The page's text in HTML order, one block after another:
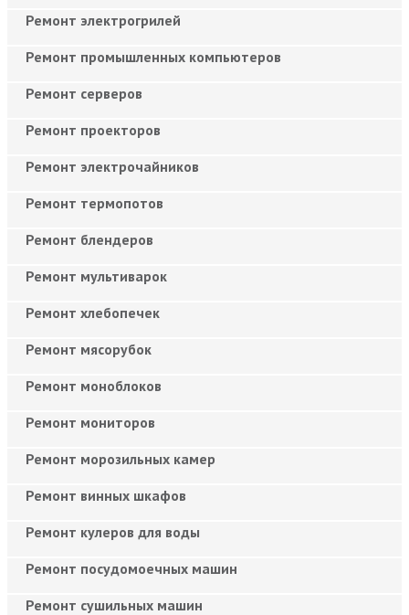
Ремонт электрогрилей
Ремонт промышленных компьютеров
Ремонт серверов
Ремонт проекторов
Ремонт электрочайников
Ремонт термопотов
Ремонт блендеров
Ремонт мультиварок
Ремонт хлебопечек
Ремонт мясорубок
Ремонт моноблоков
Ремонт мониторов
Ремонт морозильных камер
Ремонт винных шкафов
Ремонт кулеров для воды
Ремонт посудомоечных машин
Ремонт сушильных машин